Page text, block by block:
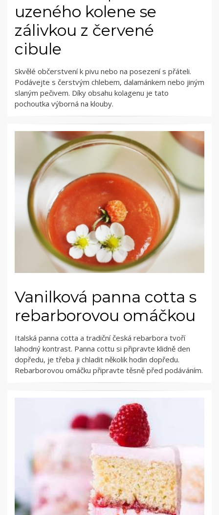
uzeného kolene se
zálivkou z červené
cibule
Skvělé občerstvení k pivu nebo na posezení s přáteli.
Podávejte s čerstvým chlebem, dalamánkem nebo jiným
slaným pečivem. Díky obsahu kolagenu je tato
pochoutka výborná na klouby.
Vanilková panna cotta s
rebarborovou omáčkou
Italská panna cotta a tradiční česká rebarbora tvoří
lahodný kontrast. Panna cottu si připravte klidně den
dopředu, je třeba ji chladit několik hodin dopředu.
Rebarborovou omáčku připravte těsně před podáváním.